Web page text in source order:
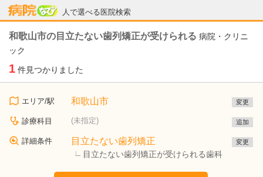
人で選べる医院検索
病院なび
和歌山市の目立たない歯列矯正が受けられる 病院・クリニ
ック
1 件見つかりました
エリア/駅 和歌山市 変更
診療科目 (未指定) 追加
詳細条件 目立たない歯列矯正
目立たない歯列矯正が受けられる歯科
変更